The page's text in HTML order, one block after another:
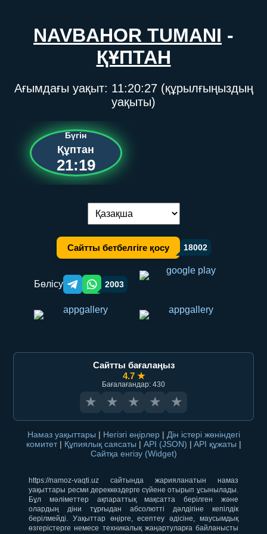
NAVBAHOR TUMANI -
ҚҰПТАН
Ағымдағы уақыт: 11:20:27(құрылғыңыздың
уақыты)
Бүгін
Құптан
21:19
Тілді ауыстыру:
Сайтты бетбелгіге қосу 18002
Бөлісу Telegram orqali ulashish
WhatsApp orqali ulashish
2003
Сайтты бағалаңыз
4.7 ★
Бағалағандар: 430
★ ★ ★ ★ ★
Намаз уақыттары | Негізгі өңірлер | Дін істері жөніндегі
комитет | Құпиялық саясаты | API (JSON) | API құжаты |
Сайтқа енгізу (Widget)
https://namoz-vaqti.uz сайтында жарияланатын намаз
уақыттары ресми дереккөздерге сүйене отырып ұсынылады.
Бұл мәліметтер ақпараттық мақсатта берілген және
олардың діни тұрғыдан абсолютті дәлдігіне кепілдік
берілмейді. Уақыттар өңірге, есептеу әдісіне, маусымдық
өзгерістерге немесе техникалық жаңартуларға байланысты